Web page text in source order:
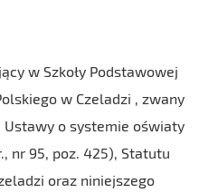
w Szkoły Podstawowej
w Czeladzi , zwany
Ustawy o systemie oświaty
nr 95, poz. 425), Statutu
oraz niniejszego